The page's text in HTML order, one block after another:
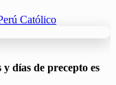
Católico
días de precepto es